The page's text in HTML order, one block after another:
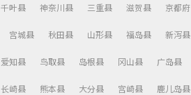
千叶县 神奈川县 三重县 滋贺县 京都府
宫城县 秋田县 山形县 福岛县 新泻县
爱知县 鸟取县 岛根县 冈山县 广岛县
长崎县 熊本县 大分县 宫崎县 鹿儿岛县